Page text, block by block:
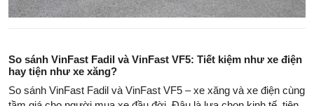
So sánh VinFast Fadil và VinFast VF5: Tiết kiệm như xe điện
hay tiện như xe xăng?
So sánh VinFast Fadil và VinFast VF5 – xe xăng và xe điện cùng